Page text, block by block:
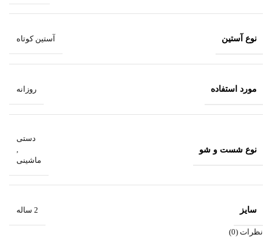
نوع آستین آستین کوتاه
مورد استفاده روزانه
نوع شست و شو
دستی
,
ماشینی
سایز 2 ساله
نظرات (0)